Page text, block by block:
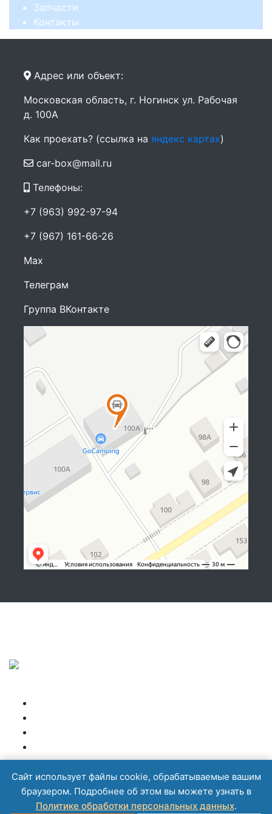
Запчасти
Контакты
Адрес или объект:
Московская область, г. Ногинск ул. Рабочая
д. 100А
Как проехать? (ссылка на яндекс картах)
car-box@mail.ru
Телефоны:
+7 (963) 992-97-94
+7 (967) 161-66-26
Max
Телеграм
Группа ВКонтакте
Спальные боксы
Спойлеры
Сайт использует файлы cookie, обрабатываемые вашим
браузером. Подробнее об этом вы можете узнать в
Политике обработки персональных данных.